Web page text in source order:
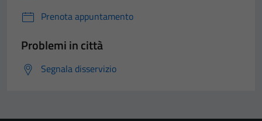
Prenota appuntamento
Problemi in città
Segnala disservizio